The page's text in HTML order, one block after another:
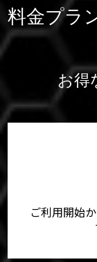
料金プラ
お得
ご利用開始